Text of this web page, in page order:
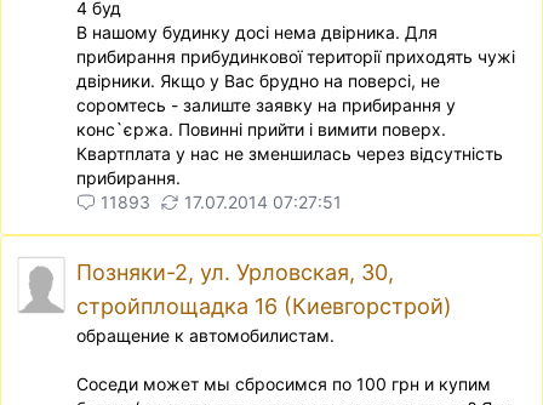
4 буд
В нашому будинку досi нема двiрника. Для
прибирання прибудинкової територiї приходять чужi
двiрники. Якщо у Вас брудно на поверсi, не
соромтесь - залиште заявку на прибирання у
конс`єржа. Повиннi прийти i вимити поверх.
Квартплата у нас не зменшилась через вiдсутнiсть
прибирання.
11893
17.07.2014 07:27:51
Позняки-2, ул. Урловская, 30,
стройплощадка 16 (Киевгорстрой)
обращение к автомобилистам.
Соседи может мы сбросимся по 100 грн и купим